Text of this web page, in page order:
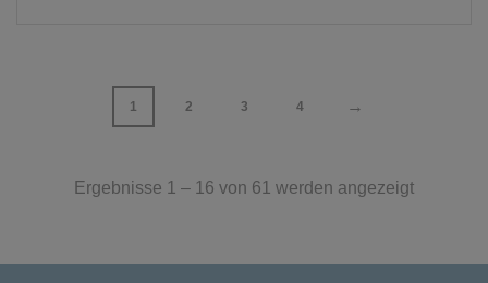
1 2 3 4 →
Ergebnisse 1 – 16 von 61 werden angezeigt